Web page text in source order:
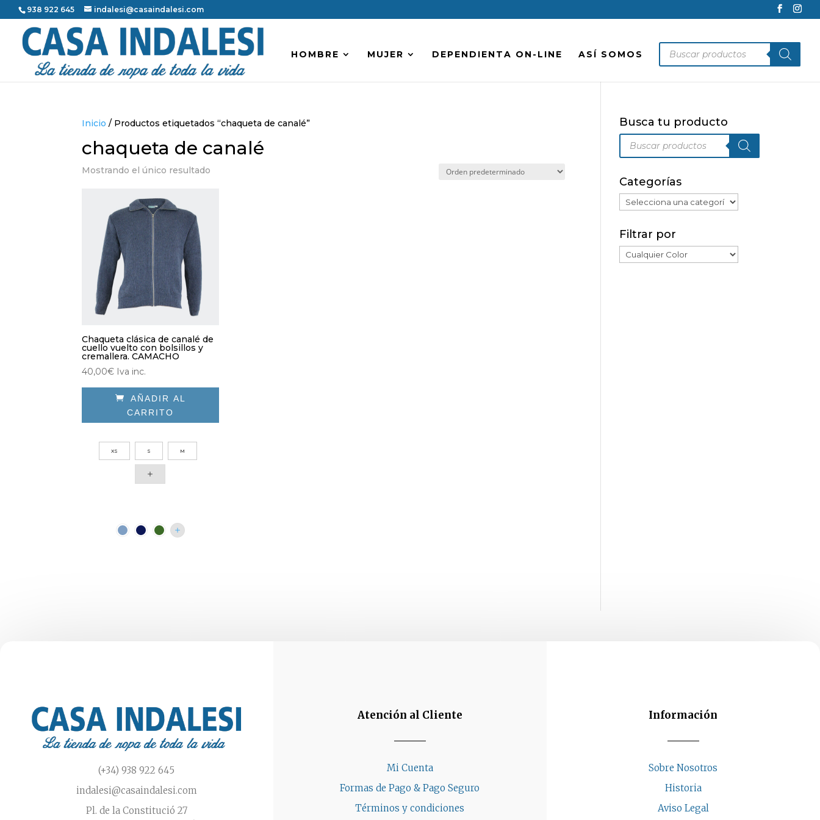
938 922 645 indalesi@casaindalesi.com
HOMBRE MUJER DEPENDIENTA ON-LINE ASÍ SOMOS
Búsqueda
productos
Inicio / Productos etiquetados “chaqueta de canalé”
chaqueta de canalé
Mostrando el único resultado
Chaqueta clásica de canalé de
cuello vuelto con bolsillos y
cremallera. CAMACHO
40,00€ Iva inc.
 AÑADIR AL
CARRITO
producto
tiene
XS S M
Busca tu producto
Búsqueda
productos
Categorías
Filtrar por
(+34) 938 922 645
indalesi@casaindalesi.com
Pl. de la Constitució 27
Atención al Cliente
Mi Cuenta
Formas de Pago & Pago Seguro
Términos y condiciones
Información
Sobre Nosotros
Historia
Aviso Legal